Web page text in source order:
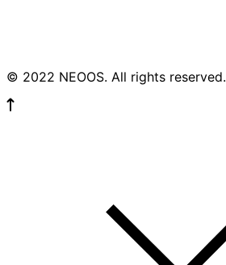
© 2022 NEOOS. All rights reserved.